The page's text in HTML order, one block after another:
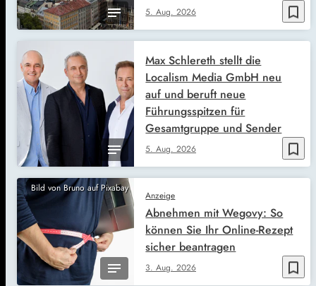
bookmark_border
5. Aug. 2026
bookmark_border
5. Aug. 2026
Max Schlereth stellt die
Localism Media GmbH neu
auf und beruft neue
Führungsspitzen für
Gesamtgruppe und Sender
Bild von Bruno auf Pixabay
bookmark_border
Anzeige
3. Aug. 2026
Abnehmen mit Wegovy: So
können Sie Ihr Online-Rezept
sicher beantragen